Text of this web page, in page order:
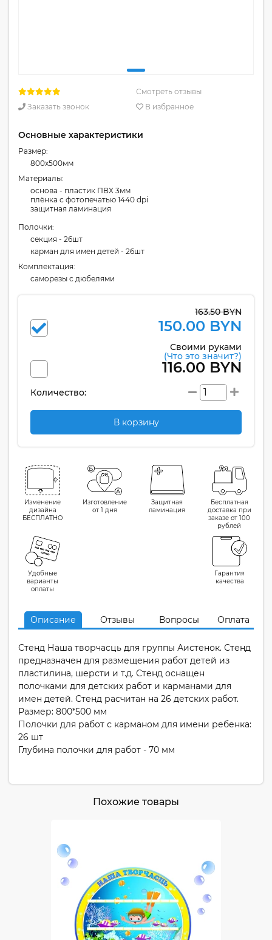
Смотреть отзывы
Заказать звонок
В избранное
Основные характеристики
Размер:
800x500мм
Материалы:
основа - пластик ПВХ 3мм
плёнка с фотопечатью 1440 dpi
защитная ламинация
Полочки:
секция - 26шт
карман для имен детей - 26шт
Комплектация:
cаморезы с дюбелями
163.50 BYN
150.00 BYN
Своими руками
(Что это значит?)
116.00 BYN
Количество:
В корзину
Изменение
дизайна
БЕСПЛАТНО
Изготовление
от 1 дня
Защитная
ламинация
Бесплатная
доставка при
заказе от 100
рублей
Удобные
варианты
оплаты
Гарантия
качества
Описание Отзывы Вопросы Оплата
Стенд Наша творчасць для группы Аистенок. Стенд
предназначен для размещения работ детей из
пластилина, шерсти и т.д. Стенд оснащен
полочками для детских работ и карманами для
имен детей. Стенд расчитан на 26 детских работ.
Размер: 800*500 мм
Полочки для работ с карманом для имени ребенка:
26 шт
Глубина полочки для работ - 70 мм
Похожие товары